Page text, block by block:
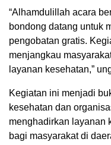
“Alhamdulillah acara
bondong datang untuk
pengobatan gratis.
menjangkau
layanan kesehatan,”
Kegiatan ini menjadi
kesehatan dan
menghadirkan layanan
bagi masyarakat di